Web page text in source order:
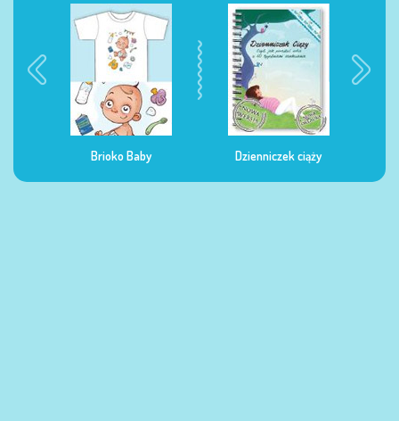
Brioko Baby Dzienniczek ciąży